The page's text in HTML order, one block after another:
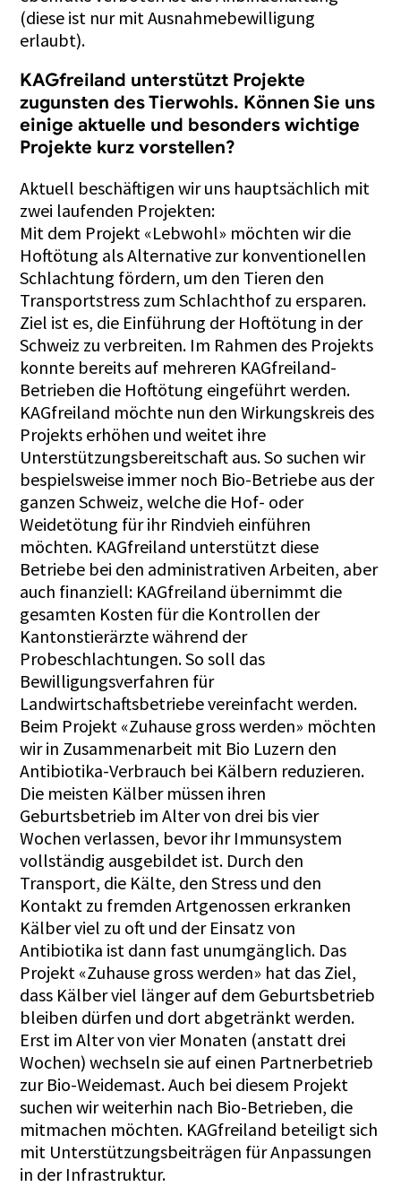
(diese ist nur mit Ausnahmebewilligung
erlaubt).
KAGfreiland unterstützt Projekte
zugunsten des Tierwohls. Können Sie uns
einige aktuelle und besonders wichtige
Projekte kurz vorstellen?
Aktuell beschäftigen wir uns hauptsächlich mit
zwei laufenden Projekten:
Mit dem Projekt «Lebwohl» möchten wir die
Hoftötung als Alternative zur konventionellen
Schlachtung fördern, um den Tieren den
Transportstress zum Schlachthof zu ersparen.
Ziel ist es, die Einführung der Hoftötung in der
Schweiz zu verbreiten. Im Rahmen des Projekts
konnte bereits auf mehreren KAGfreiland-
Betrieben die Hoftötung eingeführt werden.
KAGfreiland möchte nun den Wirkungskreis des
Projekts erhöhen und weitet ihre
Unterstützungsbereitschaft aus. So suchen wir
bespielsweise immer noch Bio-Betriebe aus der
ganzen Schweiz, welche die Hof- oder
Weidetötung für ihr Rindvieh einführen
möchten. KAGfreiland unterstützt diese
Betriebe bei den administrativen Arbeiten, aber
auch finanziell: KAGfreiland übernimmt die
gesamten Kosten für die Kontrollen der
Kantonstierärzte während der
Probeschlachtungen. So soll das
Bewilligungsverfahren für
Landwirtschaftsbetriebe vereinfacht werden.
Beim Projekt «Zuhause gross werden» möchten
wir in Zusammenarbeit mit Bio Luzern den
Antibiotika-Verbrauch bei Kälbern reduzieren.
Die meisten Kälber müssen ihren
Geburtsbetrieb im Alter von drei bis vier
Wochen verlassen, bevor ihr Immunsystem
vollständig ausgebildet ist. Durch den
Transport, die Kälte, den Stress und den
Kontakt zu fremden Artgenossen erkranken
Kälber viel zu oft und der Einsatz von
Antibiotika ist dann fast unumgänglich. Das
Projekt «Zuhause gross werden» hat das Ziel,
dass Kälber viel länger auf dem Geburtsbetrieb
bleiben dürfen und dort abgetränkt werden.
Erst im Alter von vier Monaten (anstatt drei
Wochen) wechseln sie auf einen Partnerbetrieb
zur Bio-Weidemast. Auch bei diesem Projekt
suchen wir weiterhin nach Bio-Betrieben, die
mitmachen möchten. KAGfreiland beteiligt sich
mit Unterstützungsbeiträgen für Anpassungen
in der Infrastruktur.